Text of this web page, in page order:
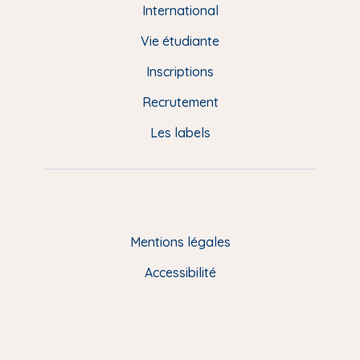
g
International
Vie étudiante
Inscriptions
Recrutement
Les labels
Mentions légales
Accessibilité